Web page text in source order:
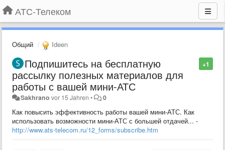
АТС-Телеком
Общий Ideen
+1
Подпишитесь на бесплатную
рассылку полезных материалов для
работы с вашей мини-АТС
Sakhrano vor 15 Jahren • 0
Как повысить эффективность работы вашей мини-АТС. Как
использовать возможности мини-АТС с большей отдачей... -
http://www.ats-telecom.ru/12_forms/subscribe.htm